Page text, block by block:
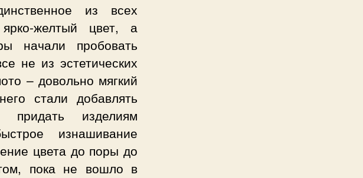
из всех
желтый цвет, а
начали пробовать
не из эстетических
– довольно мягкий
стали добавлять
придать изделиям
изнашивание
цвета до поры до
пока не вошло в